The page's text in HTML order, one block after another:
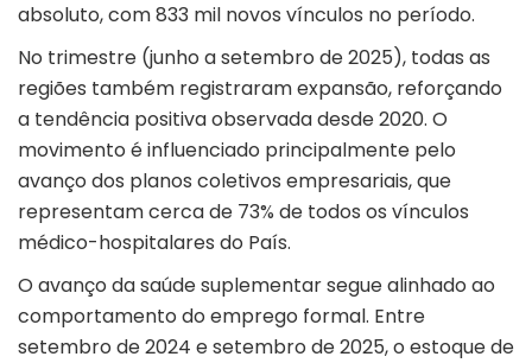
absoluto, com 833 mil novos vínculos no período.
No trimestre (junho a setembro de 2025), todas as
regiões também registraram expansão, reforçando
a tendência positiva observada desde 2020. O
movimento é influenciado principalmente pelo
avanço dos planos coletivos empresariais, que
representam cerca de 73% de todos os vínculos
médico-hospitalares do País.
O avanço dasaúde suplementarsegue alinhado ao
comportamento do emprego formal. Entre
setembro de 2024 e setembro de 2025, o estoque de